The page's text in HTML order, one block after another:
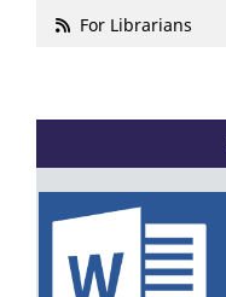
For Librarians